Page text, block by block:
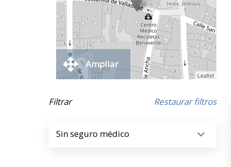
Leaflet
Ampliar
Filtrar Restaurar filtros
Sin seguro médico